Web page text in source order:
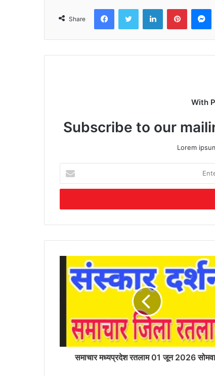
Share
FacebookTwitter LinkedInPinterest
With
Subscribe to our
Lorem
your
Email
समाचार मध्यप्रदेश रतलाम 01 जून 2026